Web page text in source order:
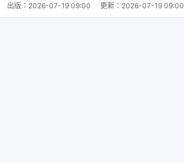
出版： 2026-07-19 09:00 更新： 2026-07-19 09:00